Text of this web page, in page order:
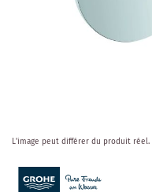
Skip
the
beginning
L'image peut différer du produit réel.